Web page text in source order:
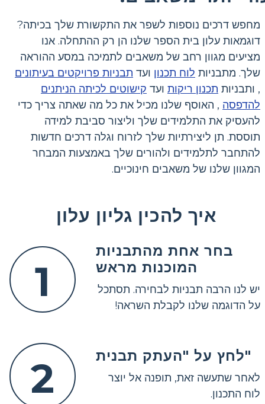
מחפש דרכים נוספות לשפר את התקשורת שלך בכיתה?
דוגמאות עלון בית הספר שלנו הן רק ההתחלה. אנו
מציעים מגוון רחב של משאבים לתמיכה במסע ההוראה
שלך. מתבניות לוח תכנון ועד תבניות פרויקטים בעיתונים
, ותבניות תכנון ריקות ועד קישוטים לכיתה הניתנים
להדפסה , האוסף שלנו מכיל את כל מה שאתה צריך כדי
להעסיק את התלמידים שלך וליצור סביבת למידה
תוססת. תן ליצירתיות שלך לזרוח וגלה דרכים חדשות
להתחבר לתלמידים ולהורים שלך באמצעות המבחר
המגוון שלנו של משאבים חינוכיים.
איך להכין גליון עלון
1
בחר אחת מהתבניות
המוכנות מראש
יש לנו הרבה תבניות לבחירה. תסתכל
על הדוגמה שלנו לקבלת השראה!
2 לחץ על "העתק תבנית"
לאחר שתעשה זאת, תופנה אל יוצר
לוח התכנון.